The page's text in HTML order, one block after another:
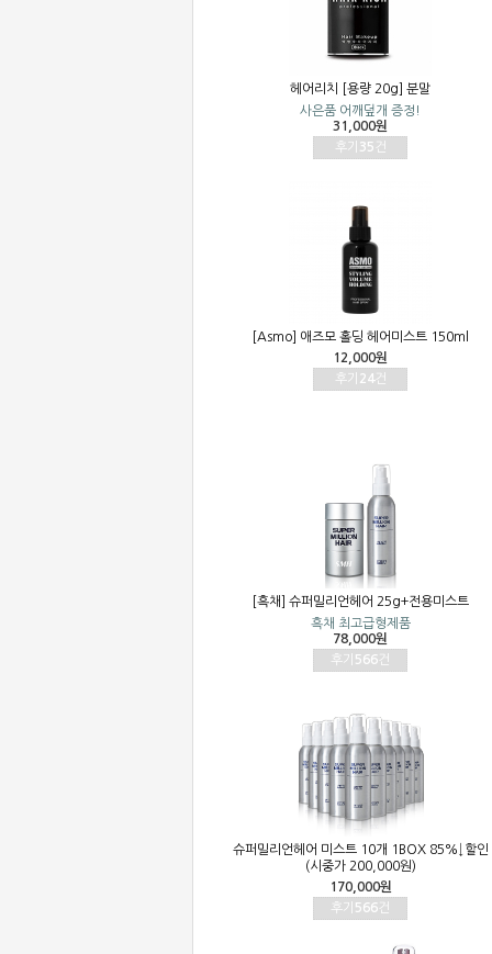
헤어리치 [용량 20g] 분말
사은품 어깨덮개 증정!
31,000원
후기 35 건
[Asmo] 애즈모 홀딩 헤어미스트 150ml
12,000원
후기 24건
[흑채] 슈퍼밀리언헤어 25g+전용미스트
흑채 최고급형제품
78,000원
후기 566 건
슈퍼밀리언헤어 미스트 10개 1BOX 85%↓할인
(시중가 200,000원)
170,000원
후기 566 건